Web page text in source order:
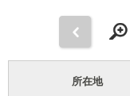
所在地